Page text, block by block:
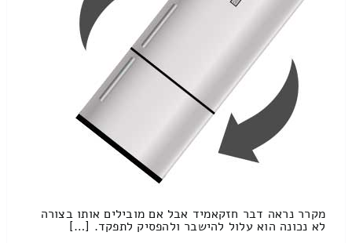
מקרר נראה דבר חזקאמיד אבל אם מובילים אותו בצורה
לא נכונה הוא עלול להישבר ולהפסיק לתפקד. […]